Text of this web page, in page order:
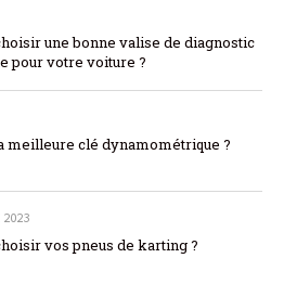
une bonne valise de diagnostic
pour votre voiture ?
meilleure clé dynamométrique ?
2023
vos pneus de karting ?